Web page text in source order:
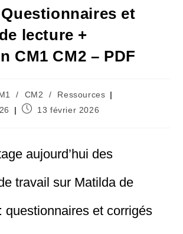
et
lecture +
CM1 CM2 – PDF
/ CM2 /
Ressources
Publication
13 février 2026
aujourd’hui des
travail sur Matilda de
questionnaires et corrigés